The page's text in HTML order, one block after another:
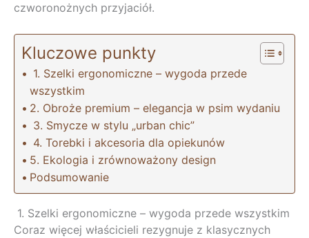
czworonożnych przyjaciół.
Kluczowe punkty
1. Szelki ergonomiczne – wygoda przede
wszystkim
2. Obroże premium – elegancja w psim wydaniu
3. Smycze w stylu „urban chic”
4. Torebki i akcesoria dla opiekunów
5. Ekologia i zrównoważony design
Podsumowanie
1. Szelki ergonomiczne – wygoda przede wszystkim
Coraz więcej właścicieli rezygnuje z klasycznych